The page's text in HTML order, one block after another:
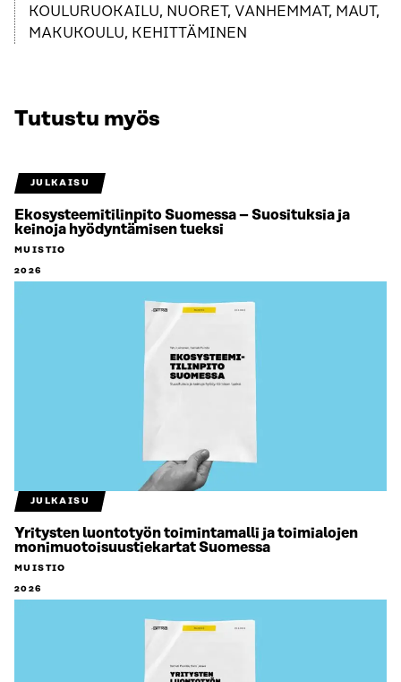
KOULURUOKAILU, NUORET, VANHEMMAT, MAUT,
MAKUKOULU, KEHITTÄMINEN
Tutustu myös
JULKAISU
Ekosysteemitilinpito Suomessa – Suosituksia ja
keinoja hyödyntämisen tueksi
MUISTIO
2026
JULKAISU
Yritysten luontotyön toimintamalli ja toimialojen
monimuotoisuustiekartat Suomessa
MUISTIO
2026